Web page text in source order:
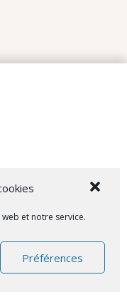
et notre service.
Préférences